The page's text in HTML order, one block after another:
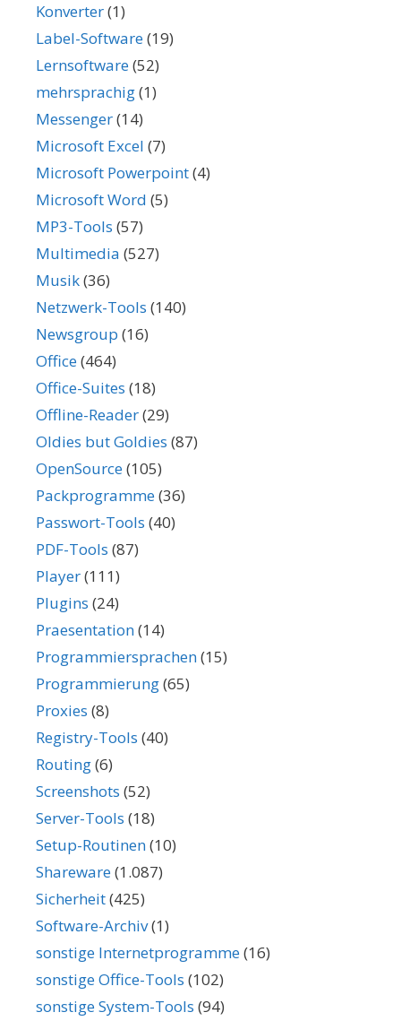
Konverter(1)
Label-Software(19)
Lernsoftware(52)
mehrsprachig(1)
Messenger(14)
Microsoft Excel (7)
Microsoft Powerpoint(4)
Microsoft Word (5)
MP3-Tools (57)
Multimedia (527)
Musik(36)
Netzwerk-Tools (140)
Newsgroup (16)
Office(464)
Office-Suites (18)
Offline-Reader(29)
Oldies but Goldies (87)
OpenSource(105)
Packprogramme(36)
Passwort-Tools (40)
PDF-Tools (87)
Player(111)
Plugins (24)
Praesentation(14)
Programmiersprachen(15)
Programmierung(65)
Proxies (8)
Registry-Tools (40)
Routing(6)
Screenshots (52)
Server-Tools (18)
Setup-Routinen(10)
Shareware(1.087)
Sicherheit(425)
Software-Archiv(1)
sonstige Internetprogramme(16)
sonstige Office-Tools (102)
sonstige System-Tools (94)